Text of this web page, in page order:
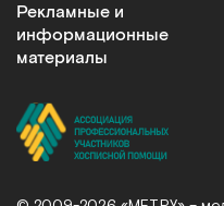
Рекламные и
информационные
материалы